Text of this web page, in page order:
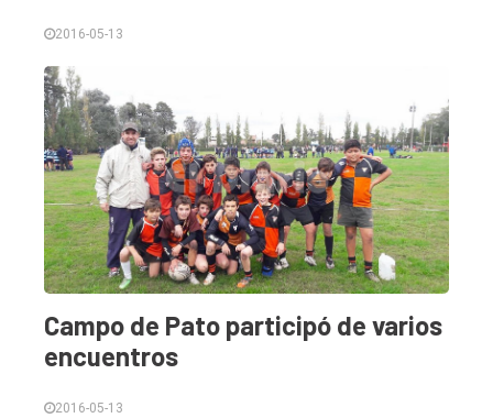
2016-05-13
Campo de Pato participó de varios
encuentros
2016-05-13